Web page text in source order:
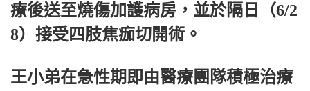
療後送至燒傷加護病房，並於隔日（6/2
8）接受四肢焦痂切開術。
王小弟在急性期即由醫療團隊積極治療